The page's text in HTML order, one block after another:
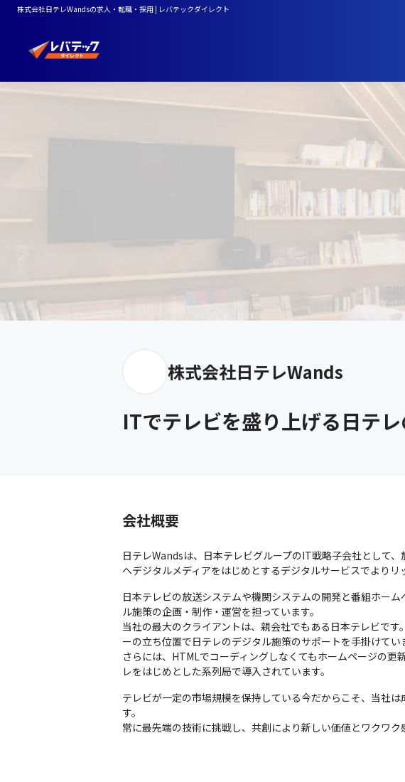
株式会社日テレWandsの求人・転職・採用 | レバテックダイレクト
株式会社日テレWands
ITでテレビを盛り上げる日テ
会社概要
日テレWandsは、日本テレビグループのIT戦略子会社として
へデジタルメディアをはじめとするデジタルサービスでよりリ
日本テレビの放送システムや機関システムの開発と番組ホー
ル施策の企画・制作・運営を担っています。
当社の最大のクライアントは、親会社でもある日本テレビで
ーの立ち位置で日テレのデジタル施策のサポートを手掛けてい
さらには、HTMLでコーディングしなくてもホームページの
レをはじめとした系列局で導入されています。
テレビが一定の市場規模を保持している今だからこそ、当社
す。
常に最先端の技術に挑戦し、共創により新しい価値とワクワク